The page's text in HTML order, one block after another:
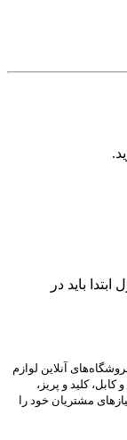
باید در
آنلاین لوازم
کلید و پریز،
مشتریان خود را